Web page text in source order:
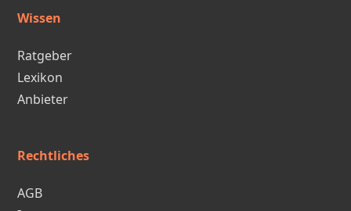
Wissen
Ratgeber
Lexikon
Anbieter
Rechtliches
AGB